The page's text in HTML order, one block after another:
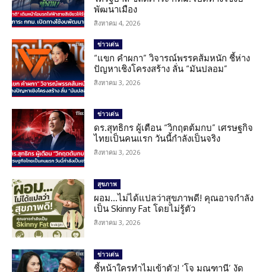
พัฒนาเมือง
สิงหาคม 4, 2026
ข่าวเด่น
“แขก คำผกา” วิจารณ์พรรคส้มหนัก ชี้ห่าง
ปัญหาเชิงโครงสร้าง ลั่น “มันปลอม”
สิงหาคม 3, 2026
ข่าวเด่น
ดร.สุทธิกร ผู้เตือน “วิกฤตต้มกบ” เศรษฐกิจ
ไทยเป็นคนแรก วันนี้กำลังเป็นจริง
สิงหาคม 3, 2026
สุขภาพ
ผอม…ไม่ได้แปลว่าสุขภาพดี! คุณอาจกำลัง
เป็น Skinny Fat โดยไม่รู้ตัว
สิงหาคม 3, 2026
ข่าวเด่น
ชี้หน้าใครทำไมเข้าตัว! ‘โจ มณฑานี’ งัด